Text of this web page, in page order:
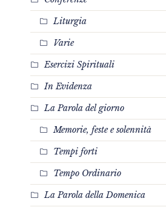
Liturgia
Varie
Esercizi Spirituali
In Evidenza
La Parola del giorno
Memorie, feste e solennità
Tempi forti
Tempo Ordinario
La Parola della Domenica